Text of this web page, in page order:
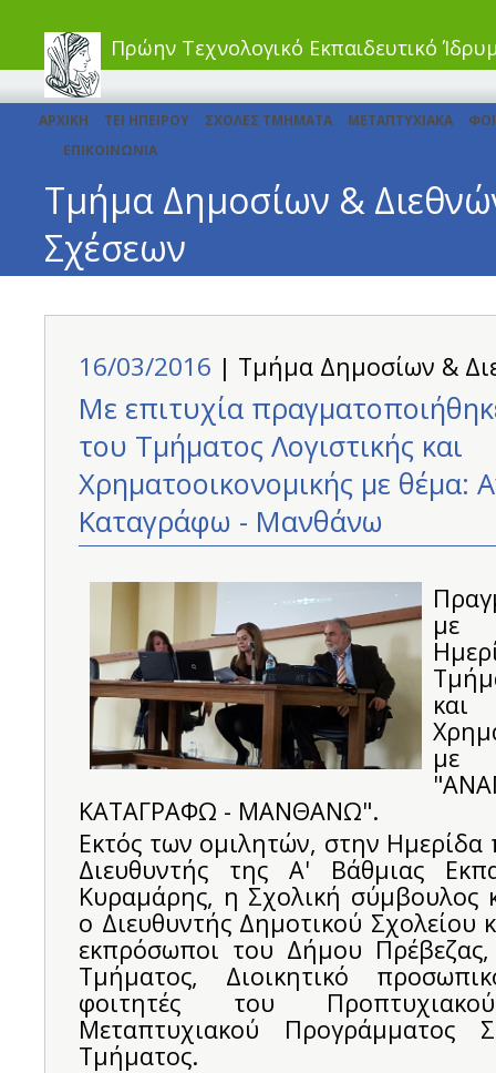
Πρώην Τεχνολογικό Εκπαιδευτικό
ΑΡΧΙΚΗ ΤΕΙ ΗΠΕΙΡΟΥ ΣΧΟΛΕΣ ΤΜΗΜΑΤΑ ΜΕΤΑΠΤΥΧΙΑΚΑ
ΕΠΙΚΟΙΝΩΝΙΑ
Τμήμα Δημοσίων &
Σχέσεων
16/03/2016 | Τμήμα Δημοσίων &
Με επιτυχία
του Τμήματος Λογιστικής και
Χρηματοοικονομικής με θέμα:
Καταγράφω - Μανθάνω
με
και
ΚΑΤΑΓΡΑΦΩ - ΜΑΝΘΑΝΩ".
Εκτός των ομιλητών, στην Ημερίδα
Διευθυντής της Α' Βάθμιας
Κυραμάρης, η Σχολική σύμβουλος
ο Διευθυντής Δημοτικού Σχολείου
εκπρόσωποι του Δήμου
Τμήματος, Διοικητικό
φοιτητές του
Μεταπτυχιακού
Τμήματος.